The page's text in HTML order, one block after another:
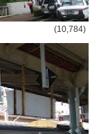
(10,784)